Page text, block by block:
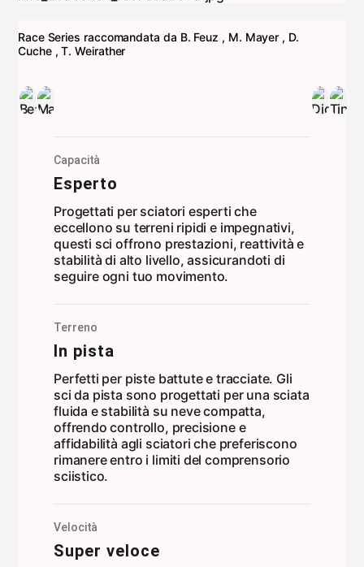
Race Series raccomandata da B. Feuz , M. Mayer , D.
Cuche , T. Weirather
Capacità
Esperto
Progettati per sciatori esperti che
eccellono su terreni ripidi e impegnativi,
questi sci offrono prestazioni, reattività e
stabilità di alto livello, assicurandoti di
seguire ogni tuo movimento.
Terreno
In pista
Perfetti per piste battute e tracciate. Gli
sci da pista sono progettati per una sciata
fluida e stabilità su neve compatta,
offrendo controllo, precisione e
affidabilità agli sciatori che preferiscono
rimanere entro i limiti del comprensorio
sciistico.
Velocità
Super veloce